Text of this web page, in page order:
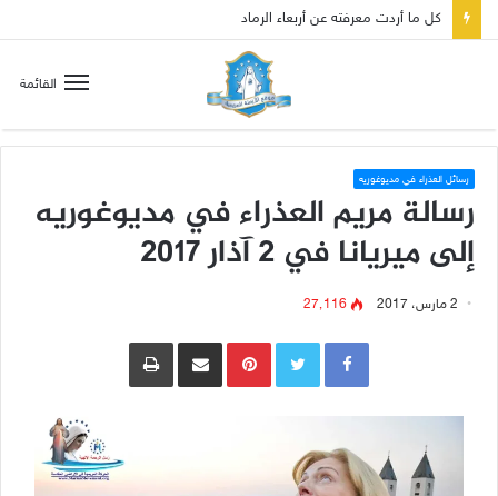
القائمة
رسائل العذراء في مديوغوريه
رسالة مريم العذراء في مديوغوريه
إلى ميريانا في 2 آذار 2017
2 مارس، 2017 27٬116
Pinterestمشاركة عبر البريد طباعة